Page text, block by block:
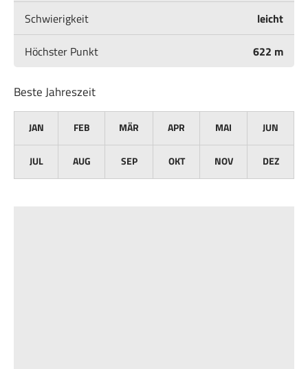
Schwierigkeit
leicht
Höchster Punkt
622 m
Beste Jahreszeit
JAN FEB MÄR APR MAI JUN
JUL AUG SEP OKT NOV DEZ